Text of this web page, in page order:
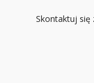
Skontaktuj się